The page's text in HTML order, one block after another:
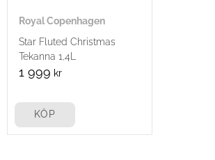
Royal Copenhagen
Star Fluted Christmas
Tekanna 1,4L
1 999 kr
KÖP